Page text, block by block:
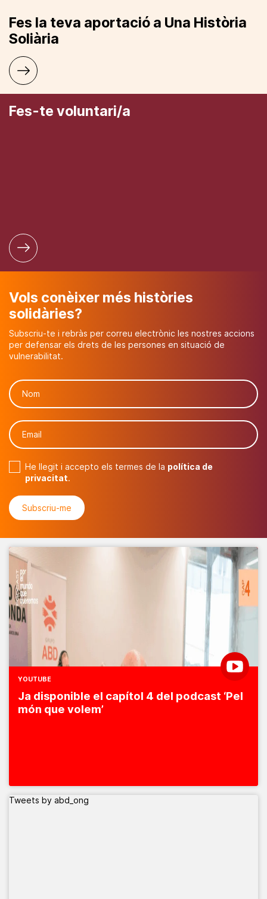
Fes la teva aportació a Una Història
Soliària
Fes-te voluntari/a
Vols conèixer més històries
solidàries?
Subscriu-te i rebràs per correu electrònic les nostres accions
per defensar els drets de les persones en situació de
vulnerabilitat.
He llegit i accepto els termes de la política de
privacitat.
YOUTUBE
Ja disponible el capítol 4 del podcast ‘Pel
món que volem’
Tweets by abd_ong